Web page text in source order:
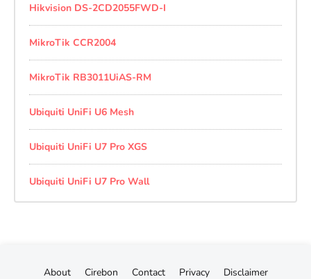
Hikvision DS-2CD2055FWD-I
MikroTik CCR2004
MikroTik RB3011UiAS-RM
Ubiquiti UniFi U6 Mesh
Ubiquiti UniFi U7 Pro XGS
Ubiquiti UniFi U7 Pro Wall
About Cirebon Contact Privacy Disclaimer